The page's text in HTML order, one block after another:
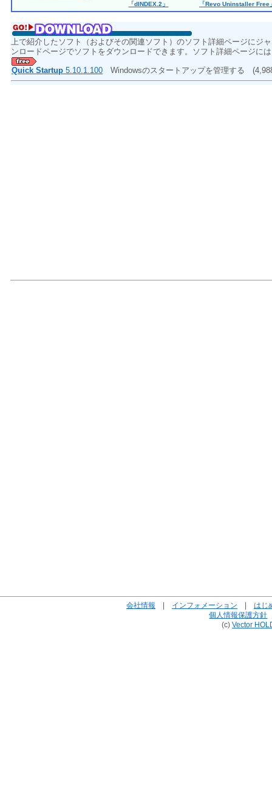
「dINDEX.2」
「Revo Uninstaller Free
上で紹介したソフト（およびその関連ソフト）のソフト詳細ページにジ
ンロードページでソフトをダウンロードできます。ソフト詳細ページに
Quick Startup 5.10.1.100 Windowsのスタートアップを管理する
会社情報 | インフォメーション | はじ
個人情報保護方針
(c) Vector